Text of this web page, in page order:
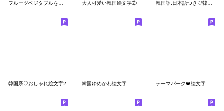
大人可愛い韓国絵文字② 韓国語.日本語つき♡韓国っぽい絵文字たち
韓国系♡おしゃれ絵文字2 韓国ゆめかわ絵文字 テーマパーク❤️絵文字